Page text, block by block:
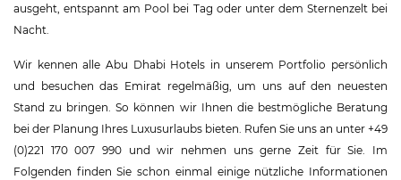
ausgeht, entspannt am Pool bei Tag oder unter dem Sternenzelt bei
Nacht.
Wir kennen alle Abu Dhabi Hotels in unserem Portfolio persönlich
und besuchen das Emirat regelmäßig, um uns auf den neuesten
Stand zu bringen. So können wir Ihnen die bestmögliche Beratung
bei der Planung Ihres Luxusurlaubs bieten. Rufen Sie uns an unter +49
(0)221 170 007 990 und wir nehmen uns gerne Zeit für Sie. Im
Folgenden finden Sie schon einmal einige nützliche Informationen